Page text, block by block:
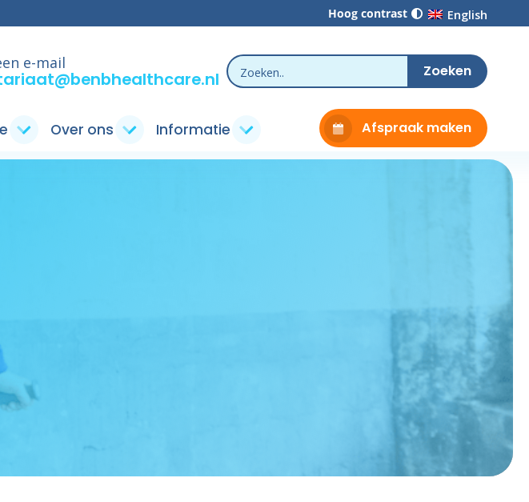
Hoog contrast English
e-mail
Over ons Informatie Afspraak maken